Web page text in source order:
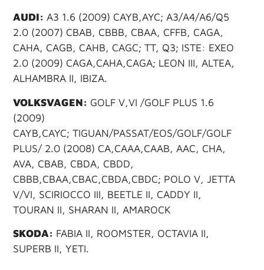
AUDI: A3 1.6 (2009) CAYB,AYC; A3/A4/A6/Q5
2.0 (2007) CBAB, CBBB, CBAA, CFFB, CAGA,
CAHA, CAGB, CAHB, CAGC; TT, Q3; ISTE: EXEO
2.0 (2009) CAGA,CAHA,CAGA; LEON III, ALTEA,
ALHAMBRA II, IBIZA.
VOLKSVAGEN: GOLF V,VI /GOLF PLUS 1.6
(2009)
CAYB,CAYC; TIGUAN/PASSAT/EOS/GOLF/GOLF
PLUS/ 2.0 (2008) CA,CAAA,CAAB, AAC, CHA,
AVA, CBAB, CBDA, CBDD,
CBBB,CBAA,CBAC,CBDA,CBDC; POLO V, JETTA
V/VI, SCIRIOCCO III, BEETLE II, CADDY II,
TOURAN II, SHARAN II, AMAROCK
SKODA: FABIA II, ROOMSTER, OCTAVIA II,
SUPERB II, YETI.